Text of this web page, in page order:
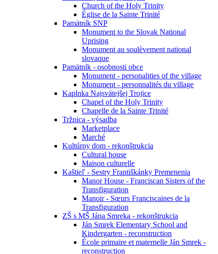
Church of the Holy Trinity
Église de la Sainte Trinité
Pamätník SNP
Monument to the Slovak National
Uprising
Monument au soulèvement national
slovaque
Pamätník - osobnosti obce
Monument - personalities of the village
Monument - personnalités du village
Kaplnka Najsvätejšej Trojice
Chapel of the Holy Trinity
Chapelle de la Sainte Trinité
Tržnica - výsadba
Marketplace
Marché
Kultúrny dom - rekonštrukcia
Cultural house
Maison culturelle
Kaštieľ - Sestry Františkánky Premenenia
Manor House - Franciscan Sisters of the
Transfiguration
Manoir - Sœurs Franciscaines de la
Transfiguration
ZŠ s MŠ Jána Smreka - rekonštrukcia
Ján Smrek Elementary School and
Kindergarten - reconstruction
École primaire et maternelle Ján Smrek -
reconstruction